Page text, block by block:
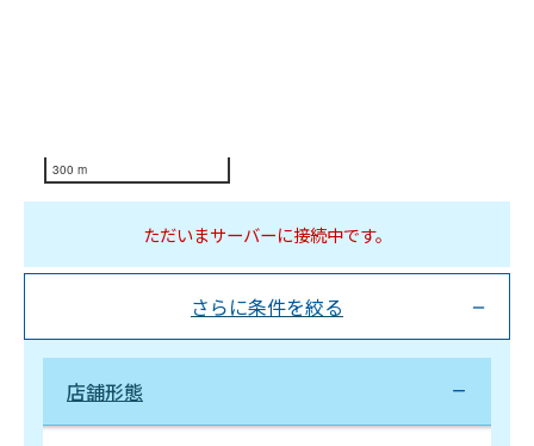
300 m
ただいまサーバーに接続中です。
さらに条件を絞る
店舗形態